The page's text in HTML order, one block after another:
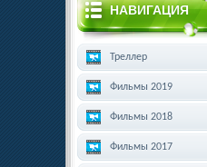
НАВИГАЦИЯ
Треллер
Фильмы 2019
Фильмы 2018
Фильмы 2017